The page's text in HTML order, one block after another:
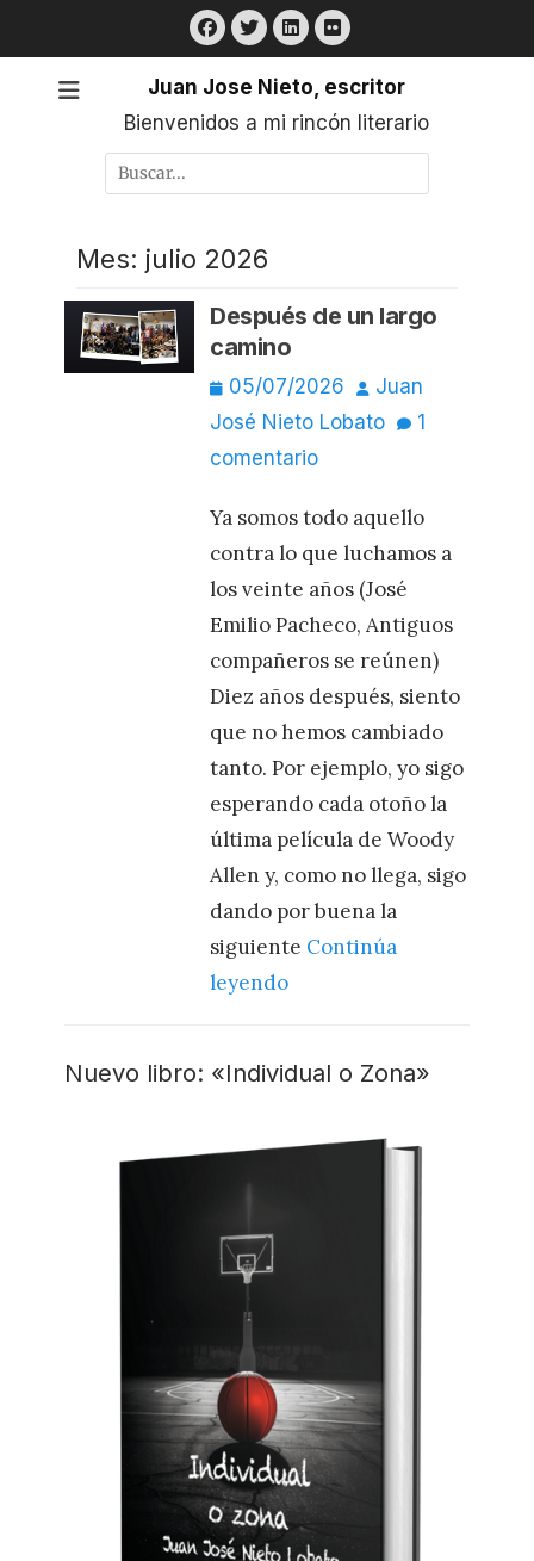
al
contenido
Facebook
Twitter
LinkedIn
Flickr
Juan Jose Nieto, escritor
Bienvenidos a mi rincón literario
Buscar
Mes: julio 2026
Después de un largo
camino
Publicado
el
05/07/2026 Autor
Juan
José Nieto Lobato
1
comentario
Ya somos todo aquello
contra lo que luchamos a
los veinte años (José
Emilio Pacheco, Antiguos
compañeros se reúnen)
Diez años después, siento
que no hemos cambiado
tanto. Por ejemplo, yo sigo
esperando cada otoño la
última película de Woody
Allen y, como no llega, sigo
dando por buena la
siguiente Continúa
leyendo
Nuevo libro: «Individual o Zona»